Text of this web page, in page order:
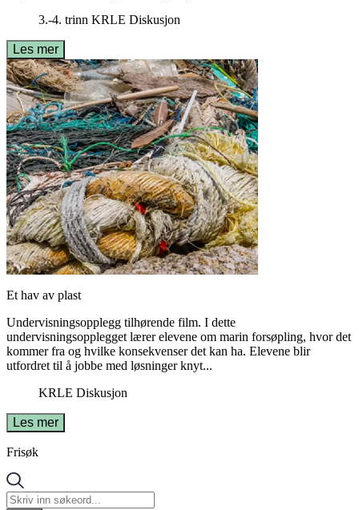
3.-4. trinn KRLE Diskusjon
Les mer
Et hav av plast
Undervisningsopplegg tilhørende film. I dette
undervisningsopplegget lærer elevene om marin forsøpling, hvor det
kommer fra og hvilke konsekvenser det kan ha. Elevene blir
utfordret til å jobbe med løsninger knyt...
KRLE Diskusjon
Les mer
Frisøk